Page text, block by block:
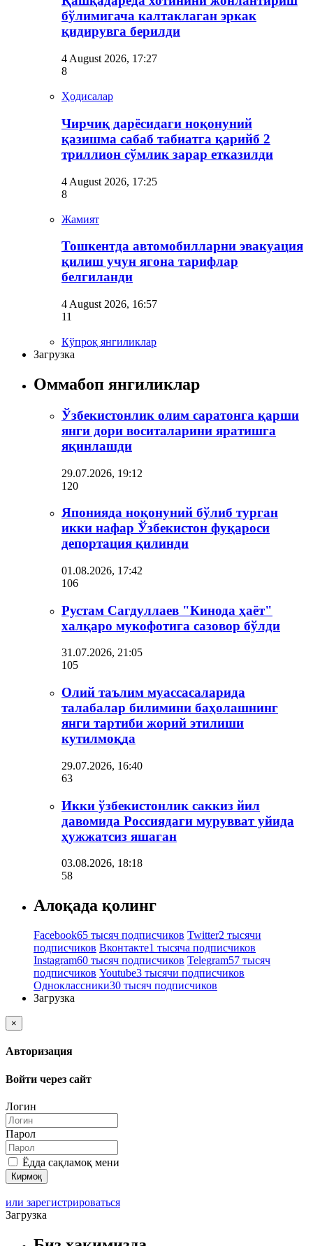
бўлимигача калтаклаган эркак
қидирувга берилди
4 August 2026, 17:27
8
Ҳодисалар
Чирчиқ дарёсидаги ноқонуний
қазишма сабаб табиатга қарийб 2
триллион сўмлик зарар етказилди
4 August 2026, 17:25
8
Жамият
Тошкентда автомобилларни эвакуация
қилиш учун ягона тарифлар
белгиланди
4 August 2026, 16:57
11
Кўпроқ янгиликлар
Загрузка
Оммабоп янгиликлар
Ўзбекистонлик олим саратонга қарши
янги дори воситаларини яратишга
яқинлашди
29.07.2026, 19:12
120
Японияда ноқонуний бўлиб турган
икки нафар Ўзбекистон фуқароси
депортация қилинди
01.08.2026, 17:42
106
Рустам Сагдуллаев "Кинода ҳаёт"
халқаро мукофотига сазовор бўлди
31.07.2026, 21:05
105
Олий таълим муассасаларида
талабалар билимини баҳолашнинг
янги тартиби жорий этилиши
кутилмоқда
29.07.2026, 16:40
63
Икки ўзбекистонлик саккиз йил
давомида Россиядаги мурувват уйида
ҳужжатсиз яшаган
03.08.2026, 18:18
58
Алоқада қолинг
Facebook65 тысяч подписчиков Twitter2 тысячи
подписчиков Вконтакте1 тысяча подписчиков
Instagram60 тысяч подписчиков Telegram57 тысяч
подписчиков Youtube3 тысячи подписчиков
Одноклассники30 тысяч подписчиков
Загрузка
×
Авторизация
Войти через сайт
Логин
Парол
Ёдда сақламоқ мени
или зарегистрироваться
Загрузка